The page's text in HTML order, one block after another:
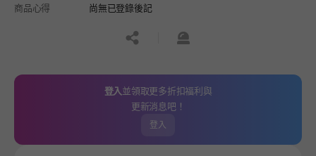
商品心得
尚無已登錄後記
공유하기신고하기
登入並領取更多折扣福利與
更新消息吧！
登入